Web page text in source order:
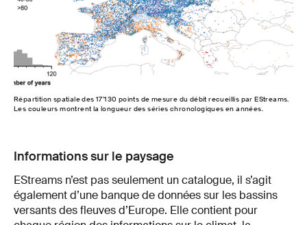
Répartition spatiale des 17’130 points de mesure du débit recueillis par EStreams.
Les couleurs montrent la longueur des séries chronologiques en années.
Informations sur le paysage
EStreams n’est pas seulement un catalogue, il s’agit
également d’une banque de données sur les bassins
versants des fleuves d’Europe. Elle contient pour